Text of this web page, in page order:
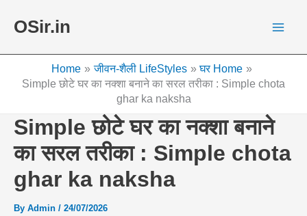
OSir.in
Home जीवन-शैली LifeStyles
घर Home
Simple छोटे घर का नक्शा बनाने का सरल तरीका : Simple chota
ghar ka naksha
Simple छोटे घर का नक्शा बनाने
का सरल तरीका : Simple chota
ghar ka naksha
By Admin / 24/07/2026